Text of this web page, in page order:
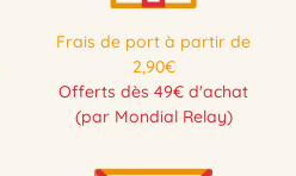
Frais de port à partir de
2,90€
Offerts dès 49€ d'achat
(par Mondial Relay)